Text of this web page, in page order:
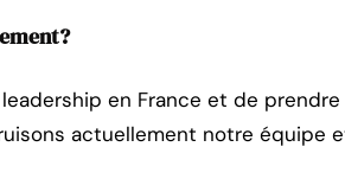
en France et de
actuellement notre équipe